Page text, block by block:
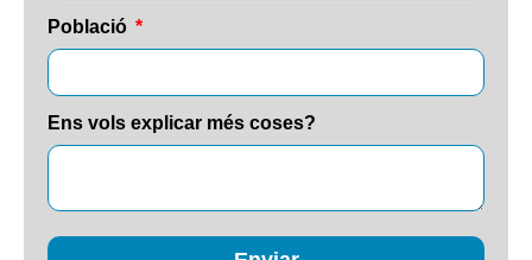
Població
Ens vols explicar més coses?